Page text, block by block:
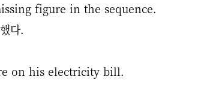
figure in the sequence.
다.
on his electricity bill.